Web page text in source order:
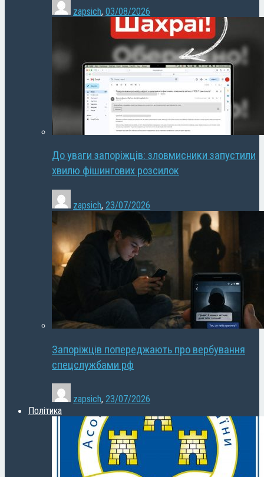
zapsich, 03/08/2026
До уваги запоріжців: зловмисники запустили
хвилю фішингових розсилок
zapsich, 23/07/2026
Запоріжців попереджають про вербування
спецслужбами рф
zapsich, 23/07/2026
Політика